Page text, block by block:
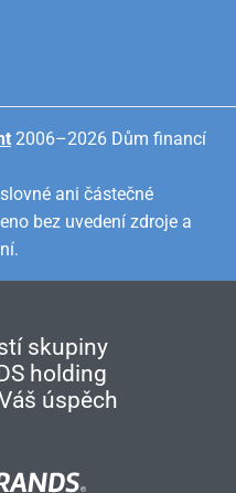
2006–2026 Dům financí
ani částečné
bez uvedení zdroje a
skupiny
holding
úspěch